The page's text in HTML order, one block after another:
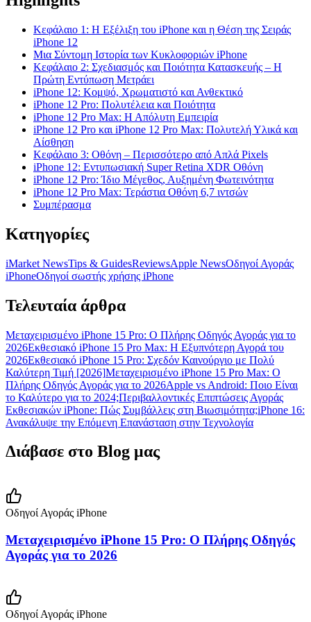
Κεφάλαιο 1: Η Εξέλιξη του iPhone και η Θέση της Σειράς
iPhone 12
Μια Σύντομη Ιστορία των Κυκλοφοριών iPhone
Κεφάλαιο 2: Σχεδιασμός και Ποιότητα Κατασκευής – Η
Πρώτη Εντύπωση Μετράει
iPhone 12: Κομψό, Χρωματιστό και Ανθεκτικό
iPhone 12 Pro: Πολυτέλεια και Ποιότητα
iPhone 12 Pro Max: Η Απόλυτη Εμπειρία
iPhone 12 Pro και iPhone 12 Pro Max: Πολυτελή Υλικά και
Αίσθηση
Κεφάλαιο 3: Οθόνη – Περισσότερο από Απλά Pixels
iPhone 12: Εντυπωσιακή Super Retina XDR Οθόνη
iPhone 12 Pro: Ίδιο Μέγεθος, Αυξημένη Φωτεινότητα
iPhone 12 Pro Max: Τεράστια Οθόνη 6,7 ιντσών
Συμπέρασμα
Κατηγορίες
iMarket NewsTips & GuidesReviewsApple NewsΟδηγοί Αγοράς
iPhoneOδηγοί σωστής χρήσης iPhone
Τελευταία άρθρα
Μεταχειρισμένο iPhone 15 Pro: Ο Πλήρης Οδηγός Αγοράς για το
2026Εκθεσιακό iPhone 15 Pro Max: Η Εξυπνότερη Αγορά του
2026Εκθεσιακό iPhone 15 Pro: Σχεδόν Καινούργιο με Πολύ
Καλύτερη Τιμή [2026]Μεταχειρισμένο iPhone 15 Pro Max: Ο
Πλήρης Οδηγός Αγοράς για το 2026Apple vs Android: Ποιο Είναι
το Καλύτερο για το 2024;Περιβαλλοντικές Επιπτώσεις Αγοράς
Εκθεσιακών iPhone: Πώς Συμβάλλεις στη Βιωσιμότητα;iPhone 16:
Ανακάλυψε την Επόμενη Επανάσταση στην Τεχνολογία
Διάβασε στο Blog μας
Οδηγοί Αγοράς iPhone
Μεταχειρισμένο iPhone 15 Pro: Ο Πλήρης Οδηγός
Αγοράς για το 2026
Οδηγοί Αγοράς iPhone